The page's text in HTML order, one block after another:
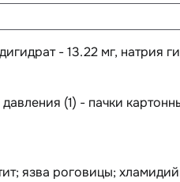
- 13.22 мг, натрия
(1) - пачки
язва роговицы;